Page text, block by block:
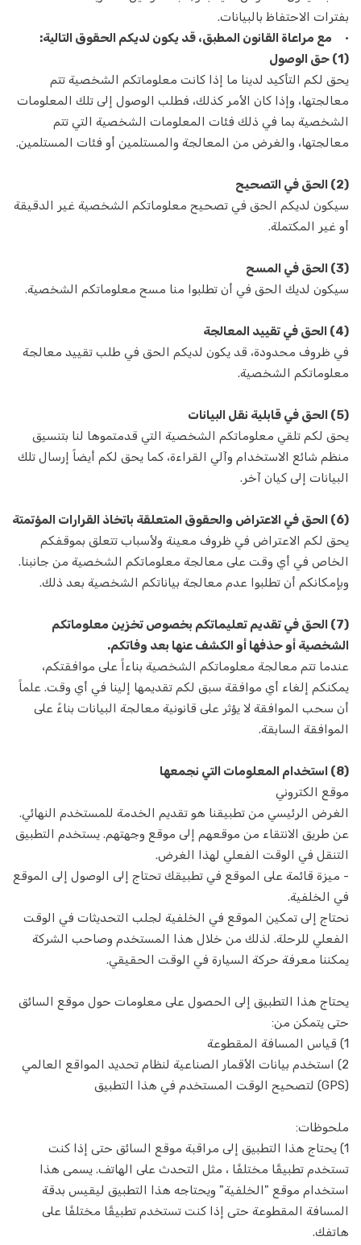
مصلح الكمبيوتر
يحتضن
رجال الاطفاء
المساعدون
رعاية الحديقة
فني موبايل
علماء النفس
منتجع صحي
مترجم
مصلح تلفزيون
سمسار
الميكانيكي
خدمات التعقيم
خدمات التعقيم
دكتور بيطري
تنظيف الحفلات
تقديم الطعام
مدرس لغة
الاولياء
المحامين
المساعدة على الطرق
خدمات التنجيم
مدرب اليوغا
بفترات الاحتفاظ بالبيانات.
•
مع مراعاة القانون المطبق، قد يكون لديكم الحقوق التالية:
(1) حق الوصول
يحق لكم التأكيد لدينا ما إذا كانت معلوماتكم الشخصية تتم
معالجتها، وإذا كان الأمر كذلك، فطلب الوصول إلى تلك المعلومات
الشخصية بما في ذلك فئات المعلومات الشخصية التي تتم
معالجتها، والغرض من المعالجة والمستلمين أو فئات المستلمين.
(2) الحق في التصحيح
سيكون لديكم الحق في تصحيح معلوماتكم الشخصية غير الدقيقة
أو غير المكتملة.
(3) الحق في المسح
سيكون لديك الحق في أن تطلبوا منا مسح معلوماتكم الشخصية.
(4) الحق في تقييد المعالجة
في ظروف محدودة، قد يكون لديكم الحق في طلب تقييد معالجة
معلوماتكم الشخصية.
(5) الحق في قابلية نقل البيانات
يحق لكم تلقي معلوماتكم الشخصية التي قدمتموها لنا بتنسيق
منظم شائع الاستخدام وآلي القراءة، كما يحق لكم أيضاً إرسال تلك
البيانات إلى كيان آخر.
(6) الحق في الاعتراض والحقوق المتعلقة باتخاذ القرارات المؤتمتة
يحق لكم الاعتراض في ظروف معينة ولأسباب تتعلق بموقفكم
الخاص في أي وقت على معالجة معلوماتكم الشخصية من جانبنا.
وبإمكانكم أن تطلبوا عدم معالجة بياناتكم الشخصية بعد ذلك.
(7) الحق في تقديم تعليماتكم بخصوص تخزين معلوماتكم
الشخصية أو حذفها أو الكشف عنها بعد وفاتكم.
عندما تتم معالجة معلوماتكم الشخصية بناءاً على موافقتكم،
يمكنكم إلغاء أي موافقة سبق لكم تقديمها إلينا في أي وقت. علماً
أن سحب الموافقة لا يؤثر على قانونية معالجة البيانات بناءً على
الموافقة السابقة.
(8) استخدام المعلومات التي نجمعها
موقع الكتروني
الغرض الرئيسي من تطبيقنا هو تقديم الخدمة للمستخدم النهائي.
عن طريق الانتقاء من موقعهم إلى موقع وجهتهم. يستخدم التطبيق
التنقل في الوقت الفعلي لهذا الغرض.
- ميزة قائمة على الموقع في تطبيقك تحتاج إلى الوصول إلى الموقع
في الخلفية.
نحتاج إلى تمكين الموقع في الخلفية لجلب التحديثات في الوقت
الفعلي للرحلة. لذلك من خلال هذا المستخدم وصاحب الشركة
يمكننا معرفة حركة السيارة في الوقت الحقيقي.
يحتاج هذا التطبيق إلى الحصول على معلومات حول موقع السائق
حتى يتمكن من:
1) قياس المسافة المقطوعة
2) استخدم بيانات الأقمار الصناعية لنظام تحديد المواقع العالمي
(GPS) لتصحيح الوقت المستخدم في هذا التطبيق
ملحوظات:
1) يحتاج هذا التطبيق إلى مراقبة موقع السائق حتى إذا كنت
تستخدم تطبيقًا مختلفًا ، مثل التحدث على الهاتف. يسمى هذا
استخدام موقع "الخلفية" ويحتاجه هذا التطبيق ليقيس بدقة
المسافة المقطوعة حتى إذا كنت تستخدم تطبيقًا مختلفًا على
هاتفك.